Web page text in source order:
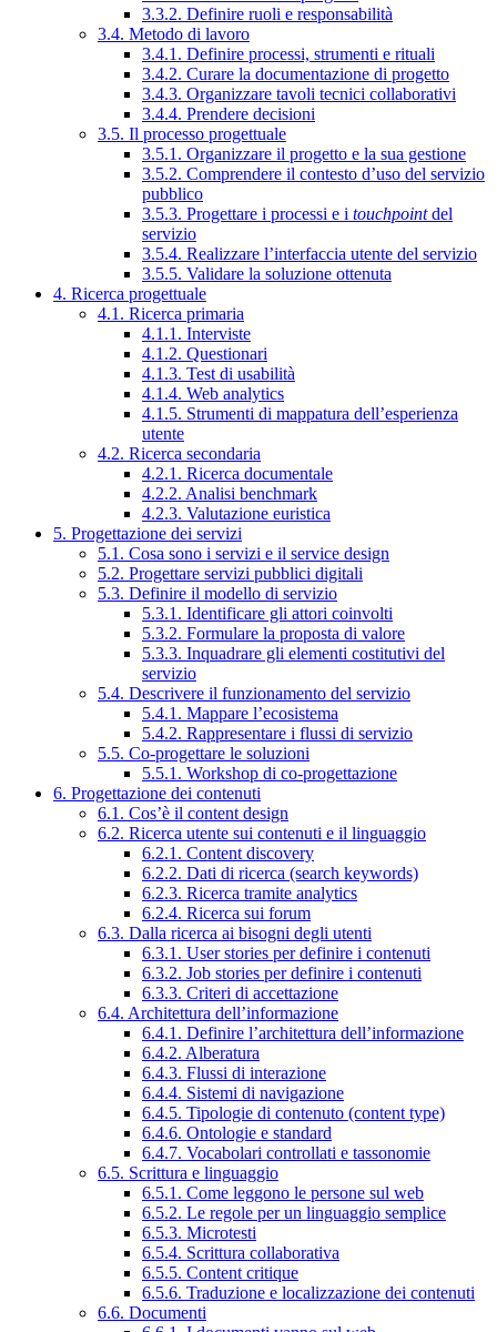
3.3.2. Definire ruoli e responsabilità
3.4. Metodo di lavoro
3.4.1. Definire processi, strumenti e rituali
3.4.2. Curare la documentazione di progetto
3.4.3. Organizzare tavoli tecnici collaborativi
3.4.4. Prendere decisioni
3.5. Il processo progettuale
3.5.1. Organizzare il progetto e la sua gestione
3.5.2. Comprendere il contesto d’uso del servizio
pubblico
3.5.3. Progettare i processi e i touchpointdel
servizio
3.5.4. Realizzare l’interfaccia utente del servizio
3.5.5. Validare la soluzione ottenuta
4. Ricerca progettuale
4.1. Ricerca primaria
4.1.1. Interviste
4.1.2. Questionari
4.1.3. Test di usabilità
4.1.4. Web analytics
4.1.5. Strumenti di mappatura dell’esperienza
utente
4.2. Ricerca secondaria
4.2.1. Ricerca documentale
4.2.2. Analisi benchmark
4.2.3. Valutazione euristica
5. Progettazione dei servizi
5.1. Cosa sono i servizi e il service design
5.2. Progettare servizi pubblici digitali
5.3. Definire il modello di servizio
5.3.1. Identificare gli attori coinvolti
5.3.2. Formulare la proposta di valore
5.3.3. Inquadrare gli elementi costitutivi del
servizio
5.4. Descrivere il funzionamento del servizio
5.4.1. Mappare l’ecosistema
5.4.2. Rappresentare i flussi di servizio
5.5. Co-progettare le soluzioni
5.5.1. Workshop di co-progettazione
6. Progettazione dei contenuti
6.1. Cos’è il content design
6.2. Ricerca utente sui contenuti e il linguaggio
6.2.1. Content discovery
6.2.2. Dati di ricerca (search keywords)
6.2.3. Ricerca tramite analytics
6.2.4. Ricerca sui forum
6.3. Dalla ricerca ai bisogni degli utenti
6.3.1. User stories per definire i contenuti
6.3.2. Job stories per definire i contenuti
6.3.3. Criteri di accettazione
6.4. Architettura dell’informazione
6.4.1. Definire l’architettura dell’informazione
6.4.2. Alberatura
6.4.3. Flussi di interazione
6.4.4. Sistemi di navigazione
6.4.5. Tipologie di contenuto (content type)
6.4.6. Ontologie e standard
6.4.7. Vocabolari controllati e tassonomie
6.5. Scrittura e linguaggio
6.5.1. Come leggono le persone sul web
6.5.2. Le regole per un linguaggio semplice
6.5.3. Microtesti
6.5.4. Scrittura collaborativa
6.5.5. Content critique
6.5.6. Traduzione e localizzazione dei contenuti
6.6. Documenti